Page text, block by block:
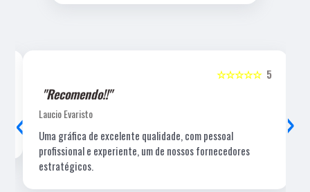
5
☆☆☆☆☆
"Recomendo!!"
Laucio Evaristo
Uma gráfica de excelente qualidade, com pessoal
profissional e experiente, um de nossos fornecedores
estratégicos.
‹ ›